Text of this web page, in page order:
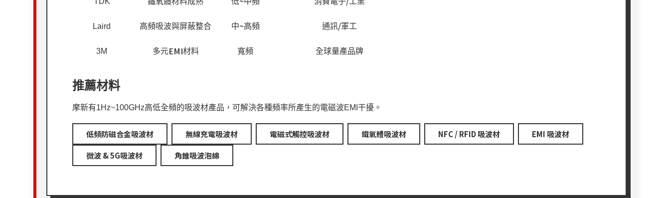
Laird 高頻吸波與屏蔽整合 中~高頻 通訊/軍工
3M 多元EMI材料 寬頻 全球量產品牌
推薦材料
摩新有1Hz~100GHz高低全頻的吸波材產品，可解決各種頻率所產生的電磁波EMI干擾。
低頻防磁合金吸波材 無線充電吸波材 電磁式觸控吸波材 鐵氧體吸波材 NFC / RFID 吸波材 EMI 吸波材
微波 & 5G吸波材 角錐吸波泡綿